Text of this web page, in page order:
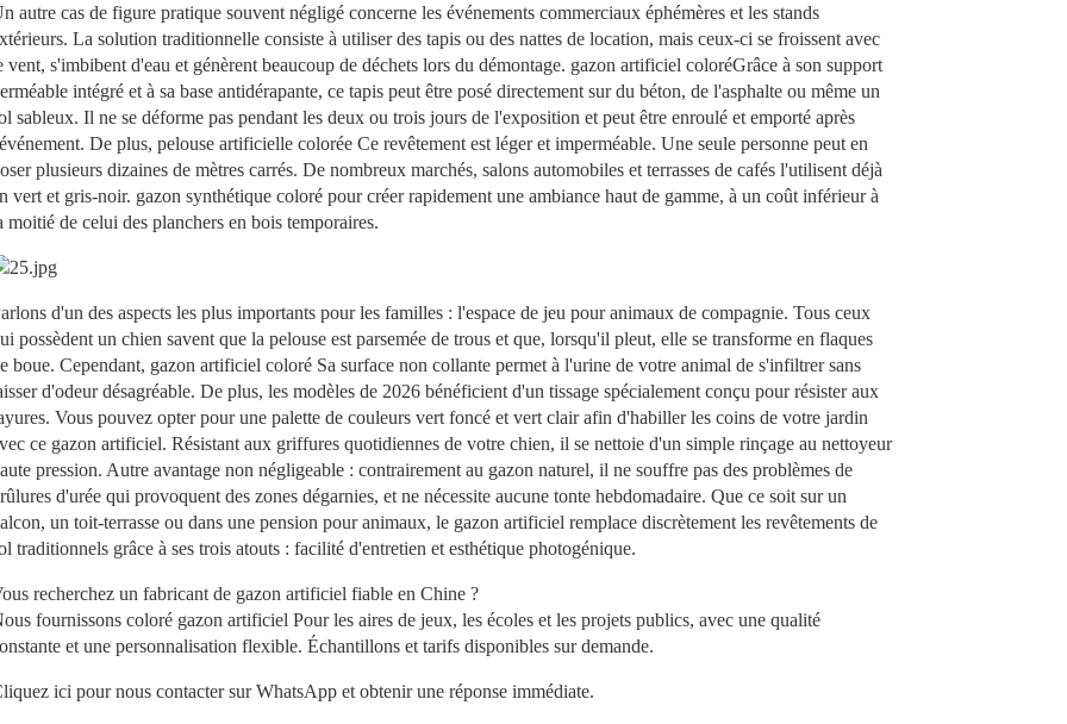
autre cas de figure pratique souvent négligé concerne les événements commerciaux éphémères et les stands
La solution traditionnelle consiste à utiliser des tapis ou des nattes de location, mais ceux-ci se froissent avec
vent, s'imbibent d'eau et génèrent beaucoup de déchets lors du démontage. gazon artificiel coloréGrâce à son support
intégré et à sa base antidérapante, ce tapis peut être posé directement sur du béton, de l'asphalte ou même un
sableux. Il ne se déforme pas pendant les deux ou trois jours de l'exposition et peut être enroulé et emporté après
De plus, pelouse artificielle colorée Ce revêtement est léger et imperméable. Une seule personne peut en
plusieurs dizaines de mètres carrés. De nombreux marchés, salons automobiles et terrasses de cafés l'utilisent déjà
vert et gris-noir. gazon synthétique coloré pour créer rapidement une ambiance haut de gamme, à un coût inférieur à
moitié de celui des planchers en bois temporaires.
d'un des aspects les plus importants pour les familles : l'espace de jeu pour animaux de compagnie. Tous ceux
possèdent un chien savent que la pelouse est parsemée de trous et que, lorsqu'il pleut, elle se transforme en flaques
boue. Cependant, gazon artificiel coloré Sa surface non collante permet à l'urine de votre animal de s'infiltrer sans
d'odeur désagréable. De plus, les modèles de 2026 bénéficient d'un tissage spécialement conçu pour résister aux
Vous pouvez opter pour une palette de couleurs vert foncé et vert clair afin d'habiller les coins de votre jardin
ce gazon artificiel. Résistant aux griffures quotidiennes de votre chien, il se nettoie d'un simple rinçage au nettoyeur
pression. Autre avantage non négligeable : contrairement au gazon naturel, il ne souffre pas des problèmes de
d'urée qui provoquent des zones dégarnies, et ne nécessite aucune tonte hebdomadaire. Que ce soit sur un
un toit-terrasse ou dans une pension pour animaux, le gazon artificiel remplace discrètement les revêtements de
traditionnels grâce à ses trois atouts : facilité d'entretien et esthétique photogénique.
recherchez un fabricant de gazon artificiel fiable en Chine ?
fournissons coloré gazon artificiel Pour les aires de jeux, les écoles et les projets publics, avec une qualité
et une personnalisation flexible. Échantillons et tarifs disponibles sur demande.
ici pour nous contacter sur WhatsApp et obtenir une réponse immédiate.